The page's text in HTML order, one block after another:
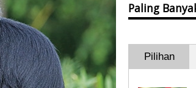
Paling
Pilihan